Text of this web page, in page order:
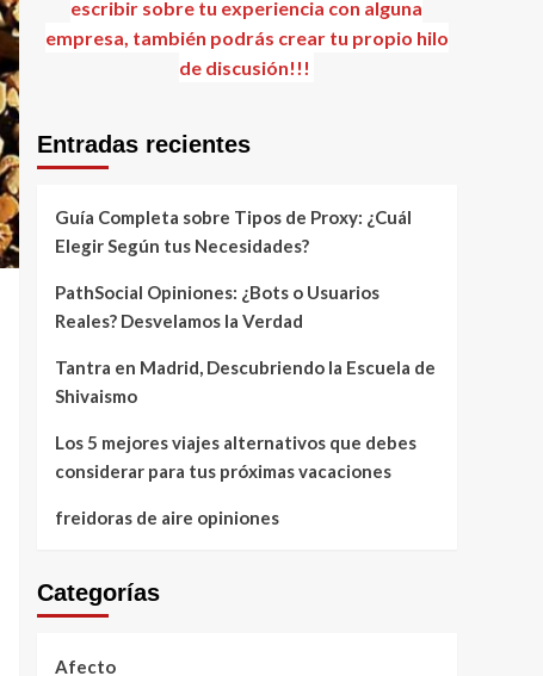
escribir sobre tu experiencia con alguna
empresa, también podrás crear tu propio hilo
de discusión!!!
Entradas recientes
Guía Completa sobre Tipos de Proxy: ¿Cuál
Elegir Según tus Necesidades?
PathSocial Opiniones: ¿Bots o Usuarios
Reales? Desvelamos la Verdad
Tantra en Madrid, Descubriendo la Escuela de
Shivaismo
Los 5 mejores viajes alternativos que debes
considerar para tus próximas vacaciones
freidoras de aire opiniones
Categorías
Afecto